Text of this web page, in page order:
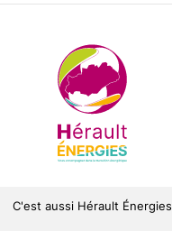
C'est aussi Hérault Énergies